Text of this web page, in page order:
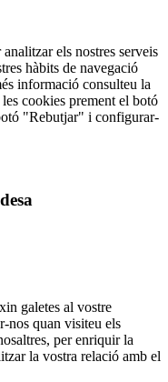
els nostres serveis
hàbits de navegació
informació consulteu la
cookies prement el botó
"Rebutjar" i configurar-
galetes al vostre
nos quan visiteu els
per enriquir la
la vostra relació amb el